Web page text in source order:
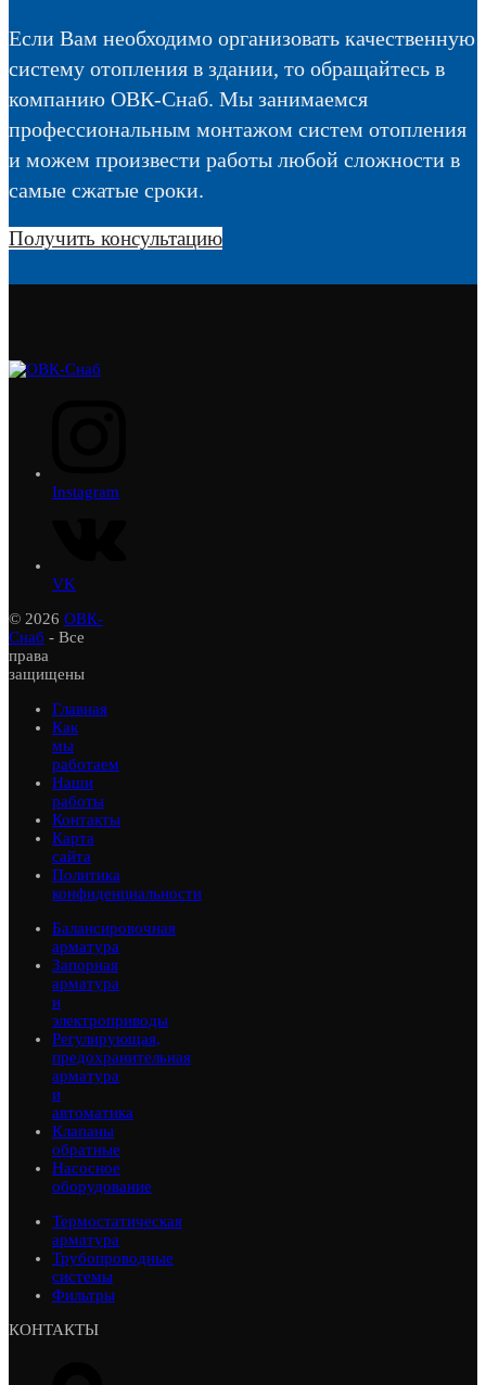
Если Вам необходимо организовать качественную
систему отопления в здании, то обращайтесь в
компанию ОВК-Снаб. Мы занимаемся
профессиональным монтажом систем отопления
и можем произвести работы любой сложности в
самые сжатые сроки.
Получить консультацию
Instagram
VK
© 2026 ОВК-
Снаб - Все
права
защищены
Главная
Как
мы
работаем
Наши
работы
Контакты
Карта
сайта
Политика
конфиденциальности
Балансировочная
арматура
Запорная
арматура
и
электроприводы
Регулирующая,
предохранительная
арматура
и
автоматика
Клапаны
обратные
Насосное
оборудование
Термостатическая
арматура
Трубопроводные
системы
Фильтры
КОНТАКТЫ